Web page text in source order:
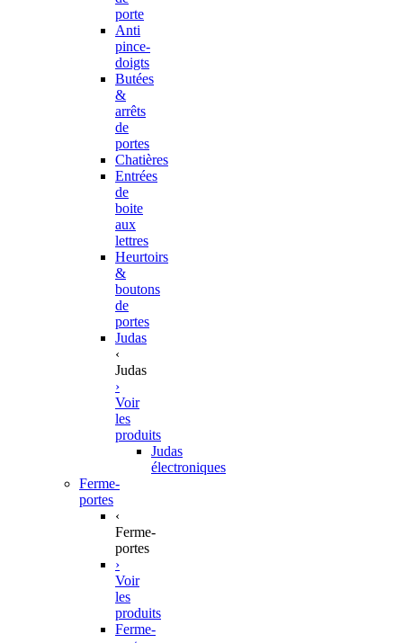
porte
Anti
pince-
doigts
Butées
&
arrêts
de
portes
Chatières
Entrées
de
boite
aux
lettres
Heurtoirs
&
boutons
de
portes
Judas
‹
Judas
›
Voir
les
produits
Judas
électroniques
Ferme-
portes
‹
Ferme-
portes
›
Voir
les
produits
Ferme-